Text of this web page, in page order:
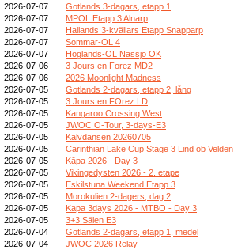
2026-07-07
Gotlands 3-dagars, etapp 1
2026-07-07
MPOL Etapp 3 Alnarp
2026-07-07
Hallands 3-kvällars Etapp Snapparp
2026-07-07
Sommar-OL 4
2026-07-07
Höglands-OL Nässjö OK
2026-07-06
3 Jours en Forez MD2
2026-07-06
2026 Moonlight Madness
2026-07-05
Gotlands 2-dagars, etapp 2, lång
2026-07-05
3 Jours en FOrez LD
2026-07-05
Kangaroo Crossing West
2026-07-05
JWOC O-Tour, 3-days-E3
2026-07-05
Kalvdansen 20260705
2026-07-05
Carinthian Lake Cup Stage 3 Lind ob Velden
2026-07-05
Kāpa 2026 - Day 3
2026-07-05
Vikingedysten 2026 - 2. etape
2026-07-05
Eskilstuna Weekend Etapp 3
2026-07-05
Morokulien 2-dagers, dag 2
2026-07-05
Kapa 3days 2026 - MTBO - Day 3
2026-07-05
3+3 Sälen E3
2026-07-04
Gotlands 2-dagars, etapp 1, medel
2026-07-04
JWOC 2026 Relay